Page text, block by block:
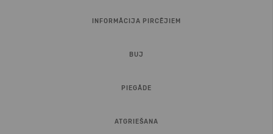
INFORMĀCIJA PIRCĒJIEM
BUJ
PIEGĀDE
ATGRIEŠANA